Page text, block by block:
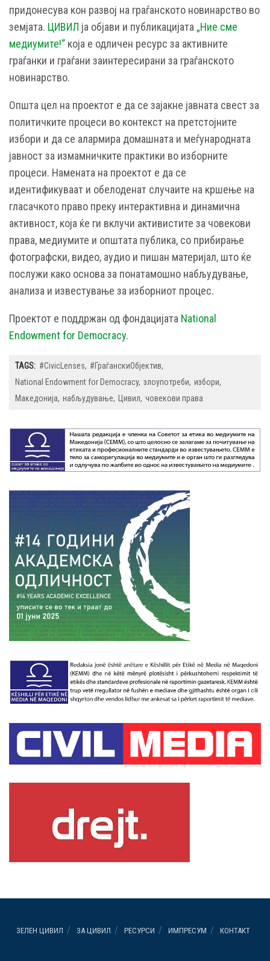
придонесува кон развој на граѓанското новинарство во
земјата. ЦИВИЛ ја објави и публикацијата „Ние сме
медиумите!“ која е одличен ресурс за активните
граѓанки и граѓани заинтересирани за граѓанското
новинарство.
Општа цел на проектот е да се зајакне јавната свест за
политичките процеси во контекст на претстојните
избори и да се алармира домашната и меѓународната
јавност за измамничките практики во изборните
процеси. Намената на проектот е да се
идентификуваат и обелоденат случаите на кршење на
гласачкото право преку интерактивна и динамична
активност, која ќе ги вклучи активистите за човекови
права, медиумите и општата публика, со прибирање
фотографски, видео, аудио и пишан материјал, што ќе
послужи како основа за понатамошно набљудување,
анализа и известување за изборниот процес.
Проектот е поддржан од фондацијата National
Endowment for Democracy.
TAGS: #CivicLenses
#ГраѓанскиОбјектив
National Endowment for Democracy злоупотреби избори
Македонија набљудување Цивил човекови права
ЗЕЛЕН ЦИВИЛ ЗА ЦИВИЛ РЕСУРСИ ИМПРЕСУМ КОНТАКТ